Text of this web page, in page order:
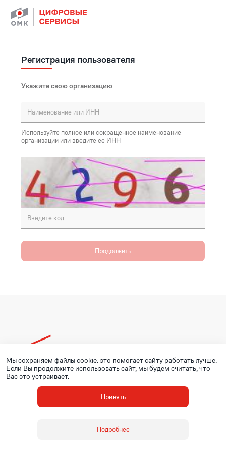
Регистрация пользователя
Укажите свою организацию
Используйте полное или сокращенное наименование
организации или введите ее ИНН
Продолжить
© ОМК, 2020 - 2026
Мы сохраняем файлы cookie: это помогает сайту работать лучше.
Если Вы продолжите использовать сайт, мы будем считать, что
Вас это устраивает.
Принять
Подробнее